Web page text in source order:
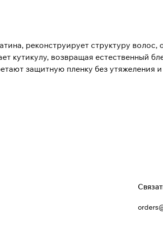
реконструирует структуру волос,
кутикулу, возвращая естественный
защитную пленку без утяжеления